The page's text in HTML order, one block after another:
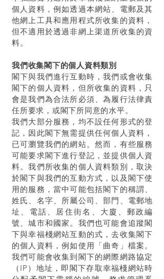
個人資料，例如透過本網站、電郵及其
他網上工具和應用程式所收集的資料，
但不適用於透過非網上渠道所收集的資
料。
我們收集閣下的個人資料類別
閣下與我們進行互動時，我們或會收集
閣下的個人資料，但所收集的資料，只
會是我們為合法所必須、為履行法律責
任所要求，或閣下所同意的水平。
我們大部分服務，均不設任何形式的登
記，因此閣下無需提供任何個人資料，
已可瀏覽我們的網站。然而，有些服務
可能要求閣下進行登記，並提供個人資
料。我們所收集的個人資料類別，取決
於閣下與我們的互動方式，以及閣下使
用的服務，當中可能包括閣下的稱謂、
姓氏、名字、所屬公司、部門、電郵地
址、電話、居住街名、大廈、郵政編
號、城市和國家。我們也可能會追蹤閣
下與幸福棧網站互動的式，去收集閣下
的個人資料，例如使用「曲奇」檔案。
我們可能會收集到閣下的網際網路協定
（IP）地址，即閣下存取幸福棧網站時